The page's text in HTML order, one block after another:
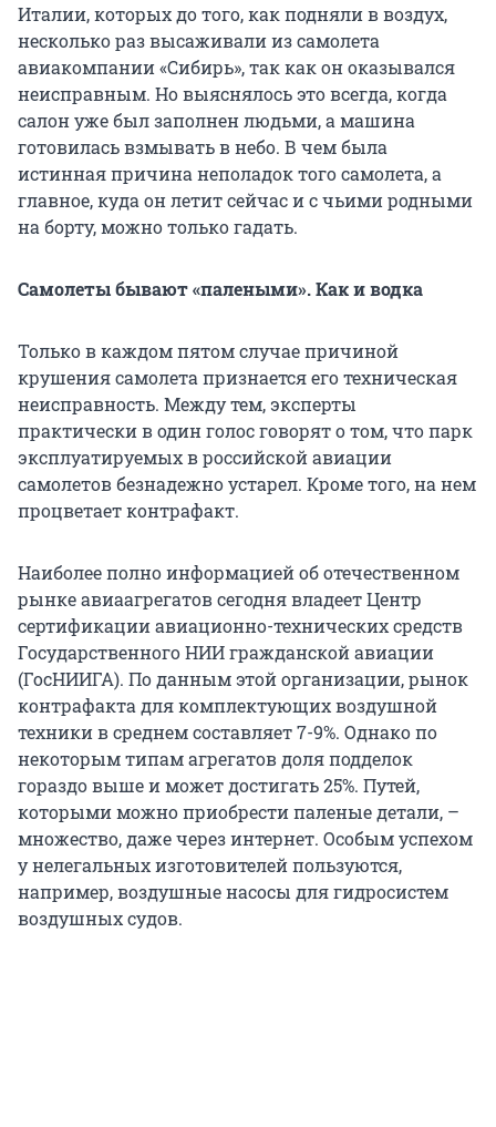
Италии, которых до того, как подняли в воздух,
несколько раз высаживали из самолета
авиакомпании «Сибирь», так как он оказывался
неисправным. Но выяснялось это всегда, когда
салон уже был заполнен людьми, а машина
готовилась взмывать в небо. В чем была
истинная причина неполадок того самолета, а
главное, куда он летит сейчас и с чьими родными
на борту, можно только гадать.
Самолеты бывают «палеными». Как и водка
Только в каждом пятом случае причиной
крушения самолета признается его техническая
неисправность. Между тем, эксперты
практически в один голос говорят о том, что парк
эксплуатируемых в российской авиации
самолетов безнадежно устарел. Кроме того, на нем
процветает контрафакт.
Наиболее полно информацией об отечественном
рынке авиаагрегатов сегодня владеет Центр
сертификации авиационно-технических средств
Государственного НИИ гражданской авиации
(ГосНИИГА). По данным этой организации, рынок
контрафакта для комплектующих воздушной
техники в среднем составляет 7-9%. Однако по
некоторым типам агрегатов доля подделок
гораздо выше и может достигать 25%. Путей,
которыми можно приобрести паленые детали, –
множество, даже через интернет. Особым успехом
у нелегальных изготовителей пользуются,
например, воздушные насосы для гидросистем
воздушных судов.